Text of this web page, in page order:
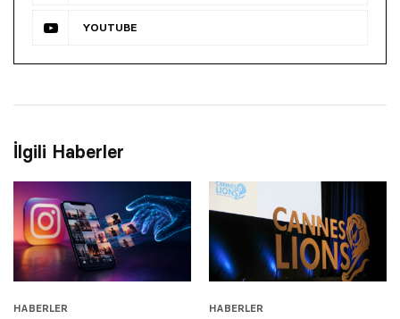
YOUTUBE
İlgili Haberler
HABERLER HABERLER